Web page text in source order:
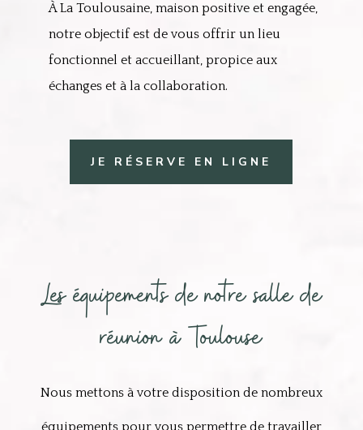
À La Toulousaine, maison positive et engagée,
notre objectif est de vous offrir un lieu
fonctionnel et accueillant, propice aux
échanges et à la collaboration.
JE RÉSERVE EN LIGNE
Les équipements de notre salle de
réunion à Toulouse
Nous mettons à votre disposition de nombreux